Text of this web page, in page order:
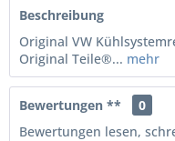
Beschreibung
Original VW
Original Teile®... mehr
Bewertungen **
0
Bewertungen lesen,